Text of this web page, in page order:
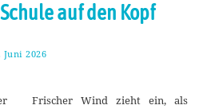
auf den Kopf
Juni 2026
u
Frischer Wind zieht ein, als